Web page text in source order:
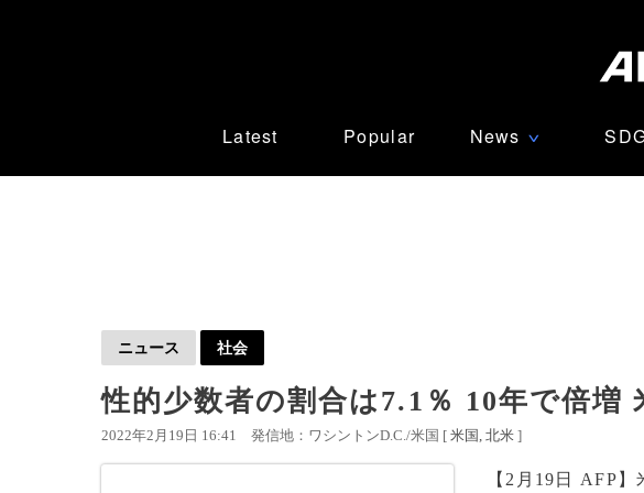
Latest Popular News ∨
ニュース 社会
性的少数者の割合は7.1％ 10年で倍増
2022年2月19日 16:41 発信地：ワシントンD.C./米国 [ 米国 北米 ]
【2月19日 AFP